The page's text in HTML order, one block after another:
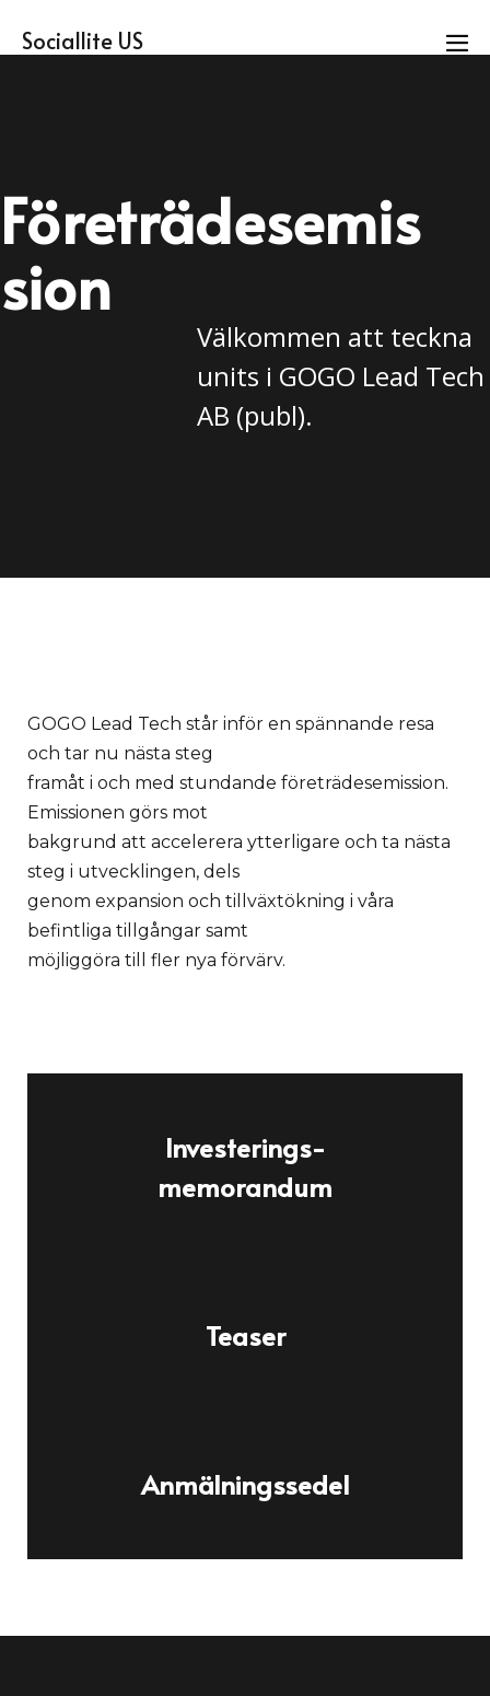
Sociallite US
Företrädesemis
sion
Välkommen att teckna
units i GOGO Lead Tech
AB (publ).
GOGO Lead Tech står inför en spännande resa
och tar nu nästa steg
framåt i och med stundande företrädesemission.
Emissionen görs mot
bakgrund att accelerera ytterligare och ta nästa
steg i utvecklingen, dels
genom expansion och tillväxtökning i våra
befintliga tillgångar samt
möjliggöra till fler nya förvärv.
Investerings-
memorandum
Teaser
Anmälningssedel